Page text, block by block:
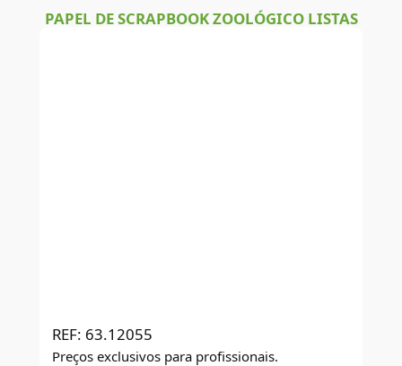
PAPEL DE SCRAPBOOK ZOOLÓGICO LISTAS
REF: 63.12055
Preços exclusivos para profissionais.